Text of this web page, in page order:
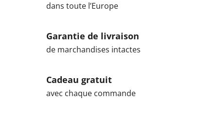
dans toute l’Europe
Garantie de livraison
de marchandises intactes
Cadeau gratuit
avec chaque commande